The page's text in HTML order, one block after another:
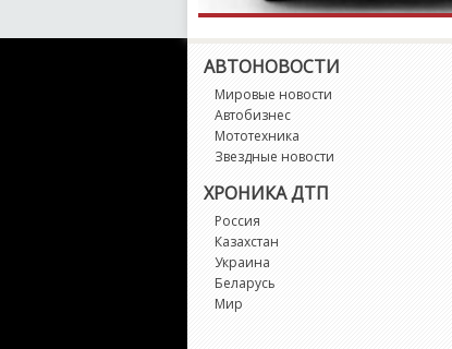
АВТОНОВОСТИ
Мировые новости
Автобизнес
Мототехника
Звездные новости
ХРОНИКА ДТП
Россия
Казахстан
Украина
Беларусь
Мир